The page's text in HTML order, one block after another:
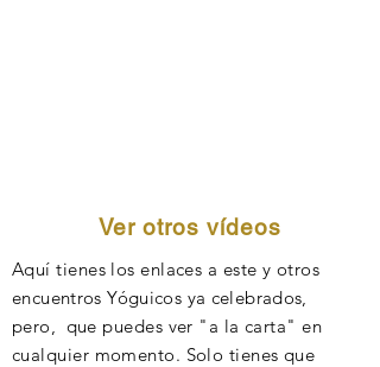
Ver otros vídeos
Aquí tienes los enlaces a este y otros
encuentros Yóguicos ya celebrados,
pero, que puedes ver "a la carta" en
cualquier momento. Solo tienes que